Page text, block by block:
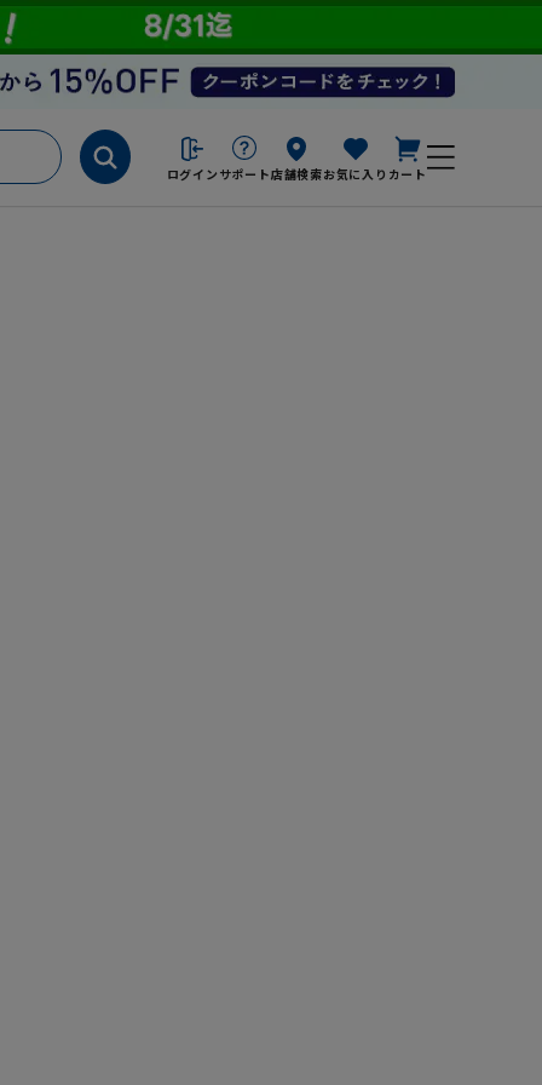
ログイン サポート店舗検索お気に入り カート